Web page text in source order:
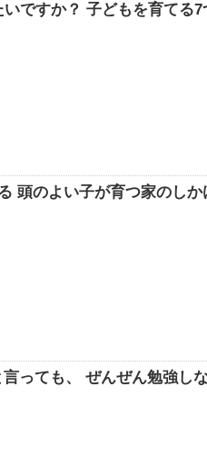
ですか？ 子どもを育てる7
頭のよい子が育つ家のしか
っても、 ぜんぜん勉強し